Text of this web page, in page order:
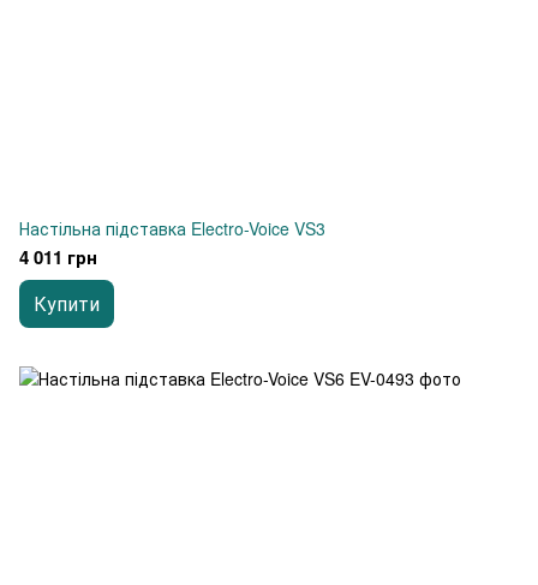
Настільна підставка Electro-Voice VS3
4 011 грн
Купити